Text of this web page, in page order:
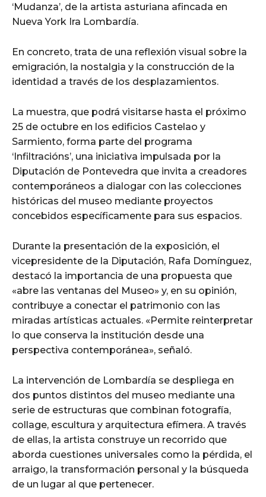
‘Mudanza’, de la artista asturiana afincada en
Nueva York Ira Lombardía.
En concreto, trata de una reflexión visual sobre la
emigración, la nostalgia y la construcción de la
identidad a través de los desplazamientos.
La muestra, que podrá visitarse hasta el próximo
25 de octubre en los edificios Castelao y
Sarmiento, forma parte del programa
‘Infiltracións’, una iniciativa impulsada por la
Diputación de Pontevedra que invita a creadores
contemporáneos a dialogar con las colecciones
históricas del museo mediante proyectos
concebidos específicamente para sus espacios.
Durante la presentación de la exposición, el
vicepresidente de la Diputación, Rafa Domínguez,
destacó la importancia de una propuesta que
«abre las ventanas del Museo» y, en su opinión,
contribuye a conectar el patrimonio con las
miradas artísticas actuales. «Permite reinterpretar
lo que conserva la institución desde una
perspectiva contemporánea», señaló.
La intervención de Lombardía se despliega en
dos puntos distintos del museo mediante una
serie de estructuras que combinan fotografía,
collage, escultura y arquitectura efímera. A través
de ellas, la artista construye un recorrido que
aborda cuestiones universales como la pérdida, el
arraigo, la transformación personal y la búsqueda
de un lugar al que pertenecer.